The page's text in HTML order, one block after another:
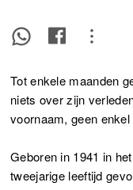
Tot enkele maanden
niets over zijn
voornaam, geen
Geboren in 1941 in
tweejarige leeftijd